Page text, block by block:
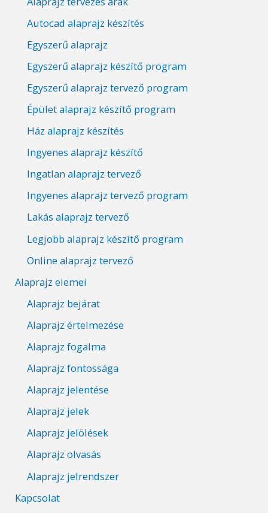
Autocad alaprajz készítés
Egyszerű alaprajz
Egyszerű alaprajz készítő program
Egyszerű alaprajz tervező program
Épület alaprajz készítő program
Ház alaprajz készítés
Ingyenes alaprajz készítő
Ingatlan alaprajz tervező
Ingyenes alaprajz tervező program
Lakás alaprajz tervező
Legjobb alaprajz készítő program
Online alaprajz tervező
Alaprajz elemei
Alaprajz bejárat
Alaprajz értelmezése
Alaprajz fogalma
Alaprajz fontossága
Alaprajz jelentése
Alaprajz jelek
Alaprajz jelölések
Alaprajz olvasás
Alaprajz jelrendszer
Kapcsolat